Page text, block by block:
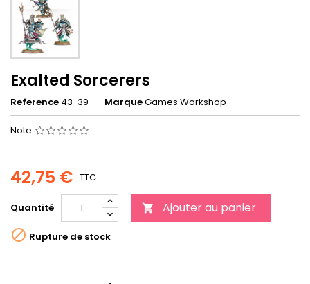
Exalted Sorcerers
Reference 43-39 MarqueGames Workshop
Note
42,75 € TTC
Quantité  Ajouter au panier
 Rupture de stock